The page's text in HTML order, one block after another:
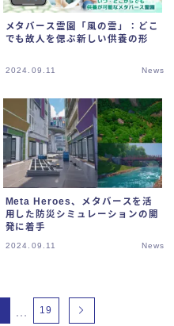
メタバース霊園「風の霊」：どこ
でも故人を偲ぶ新しい供養の形
2024.09.11 News
Meta Heroes、メタバースを活
用した防災シミュレーションの開
発に着手
2024.09.11 News
… 19